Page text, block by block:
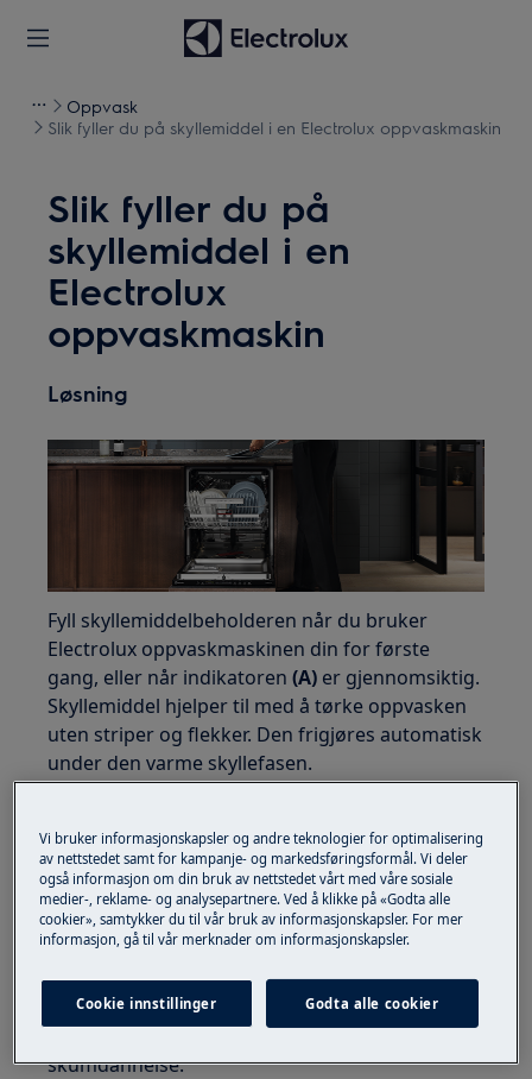
Oppvask
Slik fyller du på skyllemiddel i en Electrolux oppvaskmaskin
Slik fyller du på
skyllemiddel i en
Electrolux
oppvaskmaskin
Løsning
Fyll skyllemiddelbeholderen når du bruker
Electrolux oppvaskmaskinen din for første
gang, eller når indikatoren(A) er gjennomsiktig.
Skyllemiddel hjelper til med å tørke oppvasken
uten striper og flekker. Den frigjøres automatisk
under den varme skyllefasen.
1.Åpne lokket(C).
2.Fyll dispenseren(B)med skyllemiddel til den
når merketMAX. Bruk kun skyllemiddel som er
Fjern eventuelt sølt skyllemiddel med en
absorberende klut for å forhindre overdreven
skumdannelse.
Vi bruker informasjonskapsler og andre teknologier for optimalisering
av nettstedet samt for kampanje- og markedsføringsformål. Vi deler
også informasjon om din bruk av nettstedet vårt med våre sosiale
medier-, reklame- og analysepartnere. Ved å klikke på «Godta alle
cookier», samtykker du til vår bruk av informasjonskapsler. For mer
informasjon, gå til vår merknader om informasjonskapsler.
Cookie innstillinger Godta alle cookier